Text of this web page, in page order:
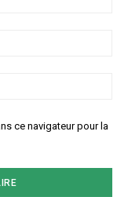
ce navigateur pour la